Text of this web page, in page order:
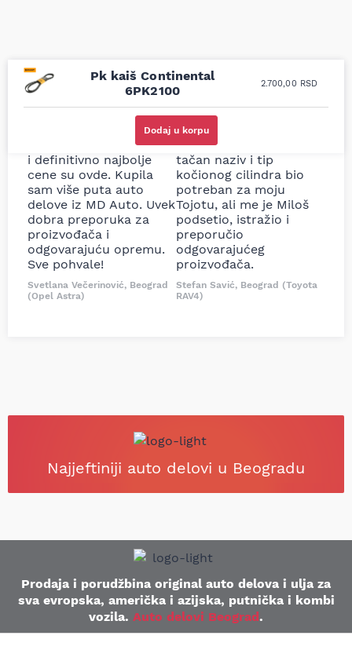
Pk kaiš Continental
6PK2100
2.700,00 RSD
Dodaj u korpu
Uporedila sam sve
prodavnice auto delova
i definitivno najbolje
cene su ovde. Kupila
sam više puta auto
delove iz MD Auto. Uvek
dobra preporuka za
proizvođača i
odgovarajuću opremu.
Sve pohvale!
Svetlana Večerinović, Beograd
(Opel Astra)
Odlična usluga i
ljubazni prodavci.
Nisam bio siguran koji je
tačan naziv i tip
kočionog cilindra bio
potreban za moju
Tojotu, ali me je Miloš
podsetio, istražio i
preporučio
odgovarajućeg
proizvođača.
Stefan Savić, Beograd (Toyota
RAV4)
Najjeftiniji auto delovi u Beogradu
Prodaja i porudžbina original auto delova i ulja za
sva evropska, američka i azijska, putnička i kombi
vozila. Auto delovi Beograd.